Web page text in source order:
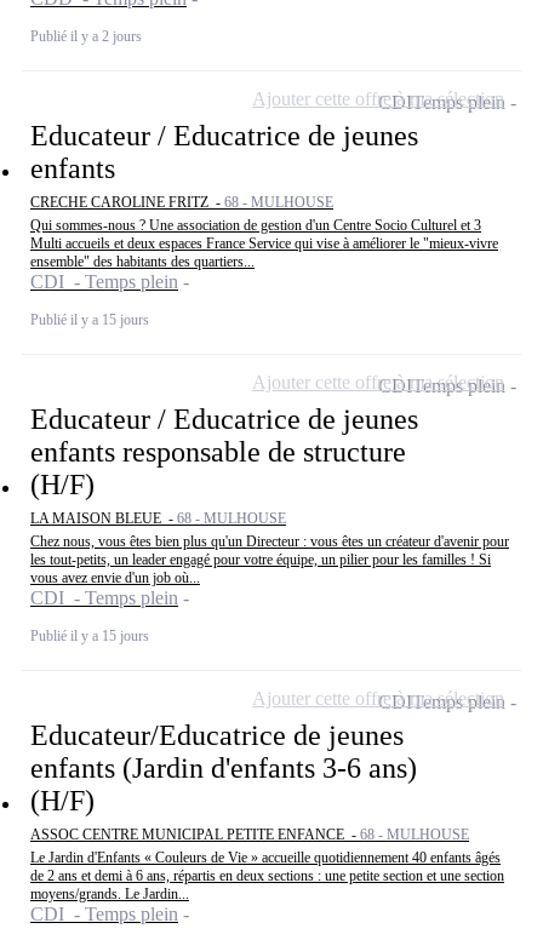
Publié il y a 2 jours
Educateur / Educatrice de jeunes
enfants
CRECHE CAROLINE FRITZ - 68 - MULHOUSE
Qui sommes-nous ? Une association de gestion d'un Centre Socio Culturel et 3
Multi accueils et deux espaces France Service qui vise à améliorer le "mieux-vivre
ensemble" des habitants des quartiers...
CDI - Temps plein
Publié il y a 15 jours
CDITemps plein
Ajouter cette offre à ma sélection
Educateur / Educatrice de jeunes
enfants responsable de structure
(H/F)
LA MAISON BLEUE - 68 - MULHOUSE
Chez nous, vous êtes bien plus qu'un Directeur : vous êtes un créateur d'avenir pour
les tout-petits, un leader engagé pour votre équipe, un pilier pour les familles ! Si
vous avez envie d'un job où...
CDI - Temps plein
Publié il y a 15 jours
CDITemps plein
Ajouter cette offre à ma sélection
Educateur/Educatrice de jeunes
enfants (Jardin d'enfants 3-6 ans)
(H/F)
ASSOC CENTRE MUNICIPAL PETITE ENFANCE - 68 - MULHOUSE
Le Jardin d'Enfants « Couleurs de Vie » accueille quotidiennement 40 enfants âgés
de 2 ans et demi à 6 ans, répartis en deux sections : une petite section et une section
moyens/grands. Le Jardin...
CDI - Temps plein
CDITemps plein
Ajouter cette offre à ma sélection